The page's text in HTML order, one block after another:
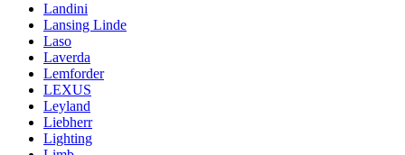
Landini
Lansing Linde
Laso
Laverda
Lemforder
LEXUS
Leyland
Liebherr
Lighting